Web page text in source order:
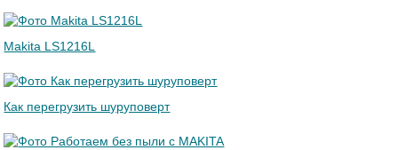
Makita LS1216L
Как перегрузить шуруповерт